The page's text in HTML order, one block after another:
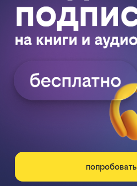
попробовать